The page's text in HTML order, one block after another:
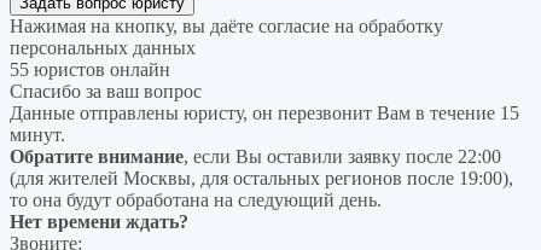
Нажимая на кнопку, вы даёте согласие на обработку
персональных данных
55 юристов онлайн
Спасибо за ваш вопрос
Данные отправлены юристу, он перезвонит Вам в течение 15
минут.
Обратите внимание, если Вы оставили заявку после 22:00
(для жителей Москвы, для остальных регионов после 19:00),
то она будут обработана на следующий день.
Нет времени ждать?
Звоните: